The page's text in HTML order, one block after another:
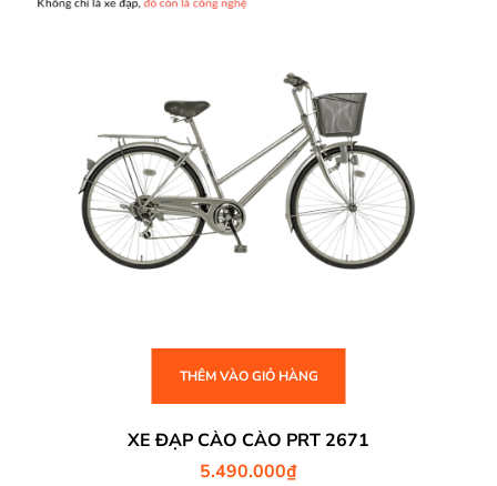
THÊM VÀO GIỎ HÀNG
XE ĐẠP CÀO CÀO PRT 2671
5.490.000₫